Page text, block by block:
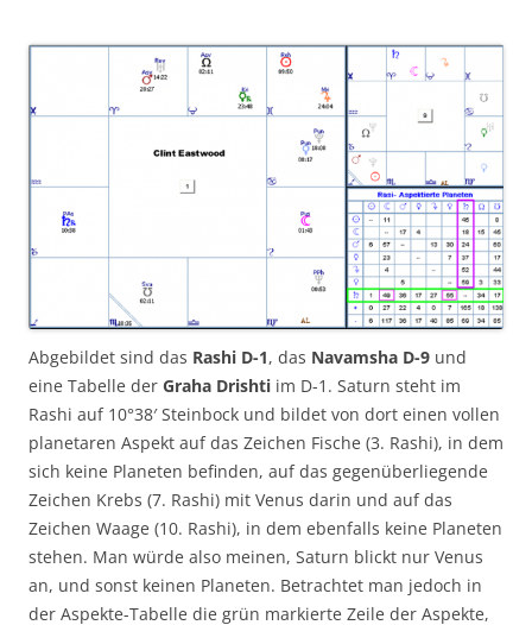
Abgebildet sind das Rashi D-1, das Navamsha D-9 und
eine Tabelle der Graha Drishti im D-1. Saturn steht im
Rashi auf 10°38′ Steinbock und bildet von dort einen vollen
planetaren Aspekt auf das Zeichen Fische (3. Rashi), in dem
sich keine Planeten befinden, auf das gegenüberliegende
Zeichen Krebs (7. Rashi) mit Venus darin und auf das
Zeichen Waage (10. Rashi), in dem ebenfalls keine Planeten
stehen. Man würde also meinen, Saturn blickt nur Venus
an, und sonst keinen Planeten. Betrachtet man jedoch in
der Aspekte-Tabelle die grün markierte Zeile der Aspekte,